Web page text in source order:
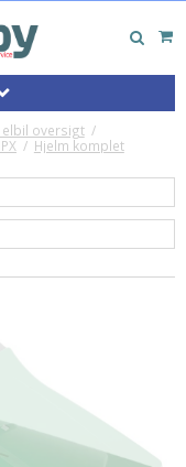
elbil oversigt /
/ Hjelm komplet